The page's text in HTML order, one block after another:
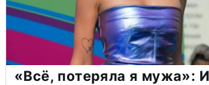
«Всё, потеряла я мужа»: